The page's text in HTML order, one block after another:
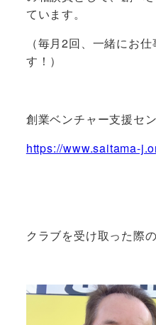
ています。
（毎月2回、一緒にお
す！）
創業ベンチャー支援セ
https://www.saitama-
クラブを受け取った際